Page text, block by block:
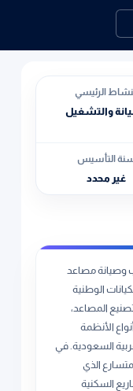
الرئيسي
والتشغيل
التأسيس
غير محدد
وصيانة مصاعد
الوطنية
المصاعد،
الأنظمة
السعودية. في
الذي
السكنية